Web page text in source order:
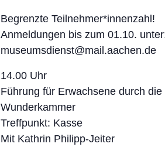
Begrenzte Teilnehmer*innenzahl!
Anmeldungen bis zum 01.10.
museumsdienst@mail.aachen.de
14.00 Uhr
Führung für Erwachsene durch
Wunderkammer
Treffpunkt: Kasse
Mit Kathrin Philipp-Jeiter